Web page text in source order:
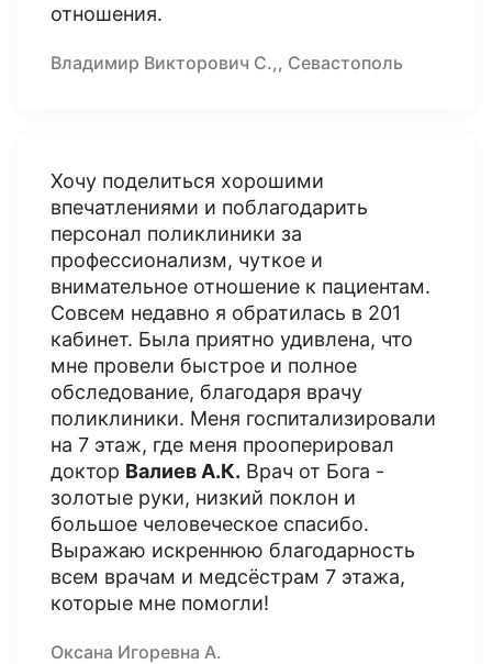
отношения.
Владимир Викторович С.,, Севастополь
Хочу поделиться хорошими
впечатлениями и поблагодарить
персонал поликлиники за
профессионализм, чуткое и
внимательное отношение к пациентам.
Совсем недавно я обратилась в 201
кабинет. Была приятно удивлена, что
мне провели быстрое и полное
обследование, благодаря врачу
поликлиники. Меня госпитализировали
на 7 этаж, где меня прооперировал
доктор Валиев А.К. Врач от Бога -
золотые руки, низкий поклон и
большое человеческое спасибо.
Выражаю искреннюю благодарность
всем врачам и медсёстрам 7 этажа,
которые мне помогли!
Оксана Игоревна А.